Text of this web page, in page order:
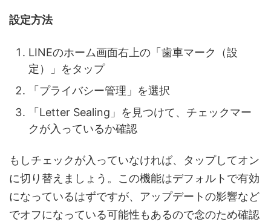
設定方法
LINEのホーム画面右上の「歯車マーク（設
定）」をタップ
「プライバシー管理」を選択
「Letter Sealing」を見つけて、チェックマー
クが入っているか確認
もしチェックが入っていなければ、タップしてオン
に切り替えましょう。この機能はデフォルトで有効
になっているはずですが、アップデートの影響など
でオフになっている可能性もあるので念のため確認